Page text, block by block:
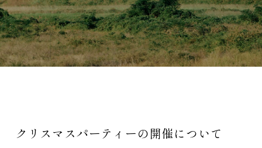
クリスマスパーティーの開催について